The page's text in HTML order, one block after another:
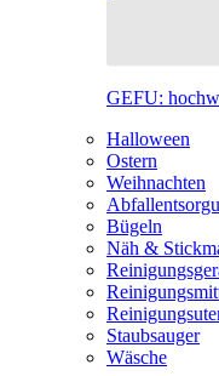
GEFU:
Halloween
Ostern
Weihnachten
Bügeln
Näh &
Staubsauger
Wäsche